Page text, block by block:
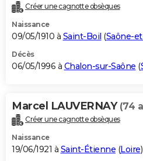
Créer une cagnotte obsèques
Naissance
09/05/1910 à Saint-Boil (Saône-
Décès
06/05/1996 à Chalon-sur-Saône (
Marcel LAUVERNAY (74
Créer une cagnotte obsèques
Naissance
19/06/1921 à Saint-Étienne (Loire)